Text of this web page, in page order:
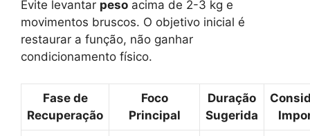
Evite levantar peso acima de 2-3 kg e
movimentos bruscos. O objetivo inicial é
restaurar a função, não ganhar
condicionamento físico.
Fase de
Recuperação
Foco
Principal
Duração
Sugerida